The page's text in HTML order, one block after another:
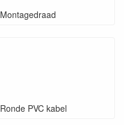
Montagedraad
Ronde PVC kabel